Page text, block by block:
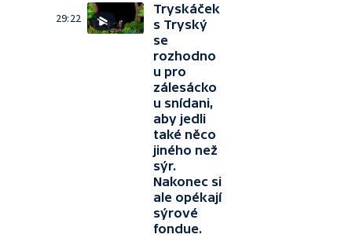
29:22
Tryskáček
s Tryský
se
rozhodno
u pro
zálesácko
u snídani,
aby jedli
také něco
jiného než
sýr.
Nakonec si
ale opékají
sýrové
fondue.